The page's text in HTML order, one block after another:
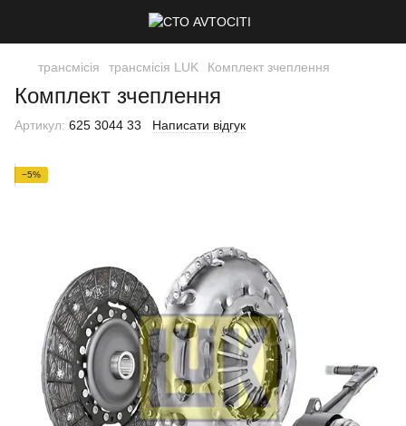
трансмісія трансмісія LUK Комплект зчеплення
Комплект зчеплення
Артикул: 625 3044 33 Написати відгук
−5%